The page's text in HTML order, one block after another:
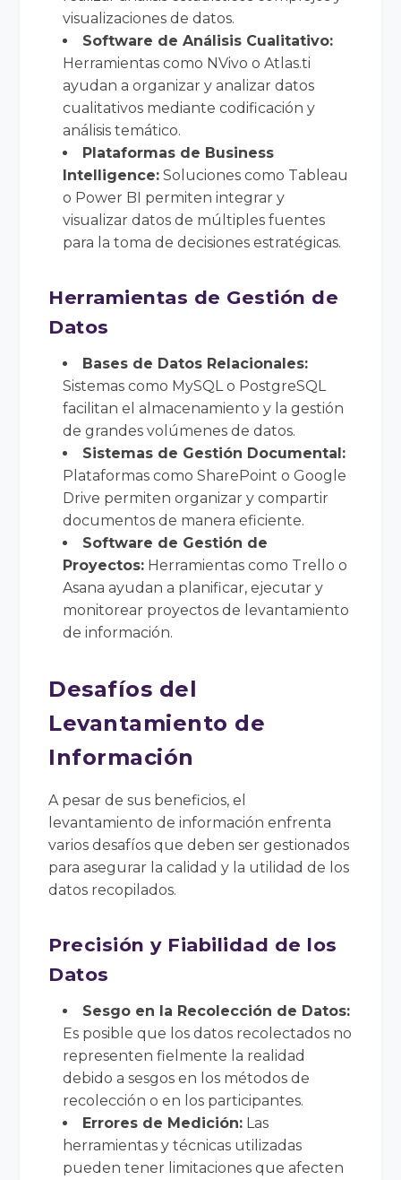
visualizaciones de datos.
Software de Análisis Cualitativo:
Herramientas como NVivo o Atlas.ti
ayudan a organizar y analizar datos
cualitativos mediante codificación y
análisis temático.
Plataformas de Business
Intelligence: Soluciones como Tableau
o Power BI permiten integrar y
visualizar datos de múltiples fuentes
para la toma de decisiones estratégicas.
Herramientas de Gestión de
Datos
Bases de Datos Relacionales:
Sistemas como MySQL o PostgreSQL
facilitan el almacenamiento y la gestión
de grandes volúmenes de datos.
Sistemas de Gestión Documental:
Plataformas como SharePoint o Google
Drive permiten organizar y compartir
documentos de manera eficiente.
Software de Gestión de
Proyectos: Herramientas como Trello o
Asana ayudan a planificar, ejecutar y
monitorear proyectos de levantamiento
de información.
Desafíos del
Levantamiento de
Información
A pesar de sus beneficios, el
levantamiento de información enfrenta
varios desafíos que deben ser gestionados
para asegurar la calidad y la utilidad de los
datos recopilados.
Precisión y Fiabilidad de los
Datos
Sesgo en la Recolección de Datos:
Es posible que los datos recolectados no
representen fielmente la realidad
debido a sesgos en los métodos de
recolección o en los participantes.
Errores de Medición: Las
herramientas y técnicas utilizadas
pueden tener limitaciones que afecten